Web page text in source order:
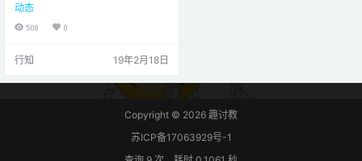
之前焊接好的PCBA板子，总体来说
还挺好看的吧。下文我将所有文件
分享给大家！板子设计非常小巧美
片，用Altium Designer软件拼好修
变回两份不同丝印文字了，自行修
改或用我的），我上传了这份文件
图纸，发x宝的话请生成gerber文件
（一块板有两块）。我将下图所示
动态
508 0
行知 19年2月18日
Copyright © 2026 趣讨教
苏ICP备17063929号-1